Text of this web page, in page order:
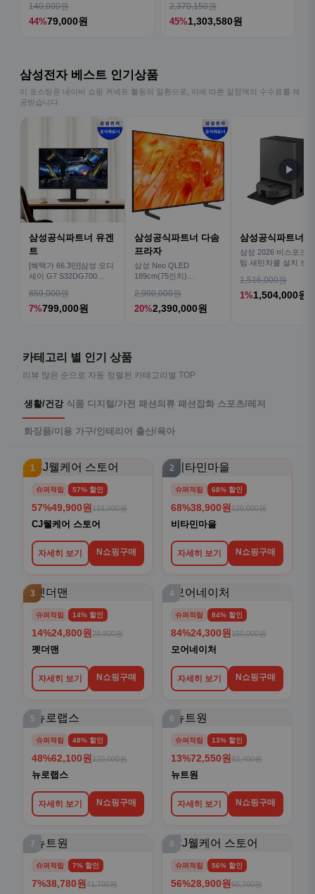
140,000원
44%79,000원
2,370,150원
45%1,303,580원
삼성전자 베스트 인기상품
이 포스팅은 네이버 쇼핑 커넥트 활동의 일환으로, 이에 따른 일정액의 수수료를 제
공받습니다.
삼성공식파트너 유겐
트
[혜택가 66.3만]삼성 오디
세이 G7 S32DG700
859,000원
7%799,000원
삼성공식파트너 다솜
프라자
삼성 Neo QLED
189cm(75인치)
TV
2,990,000원
20%2,390,000원
삼성공식파트너
삼성 2026 비스포크
팀 새틴차콜 설치 보
1,516,000원
1%1,504,000원
▶
카테고리 별 인기 상품
리뷰 많은 순으로 자동 정렬된 카테고리별 TOP
생활/건강 식품 디지털/가전 패션의류 패션잡화 스포츠/레저
화장품/미용 가구/인테리어 출산/육아
1
슈퍼적립 57% 할인
57%49,900원 116,000원
CJ웰케어 스토어
자세히 보기 N쇼핑구매
2
슈퍼적립 68% 할인
68%38,900원 120,000원
비타민마을
자세히 보기 N쇼핑구매
3
슈퍼적립 14% 할인
14%24,800원 28,800원
펫더맨
자세히 보기 N쇼핑구매
4
슈퍼적립 84% 할인
84%24,300원 150,000원
모어네이처
자세히 보기 N쇼핑구매
5
슈퍼적립 48% 할인
48%62,100원 120,000원
뉴로랩스
자세히 보기 N쇼핑구매
6
슈퍼적립 13% 할인
13%72,550원 83,400원
뉴트원
자세히 보기 N쇼핑구매
7
슈퍼적립 7% 할인
7%38,780원 41,700원
8
슈퍼적립 56% 할인
56%28,900원 65,700원